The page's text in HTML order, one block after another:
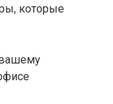
которые
вашему